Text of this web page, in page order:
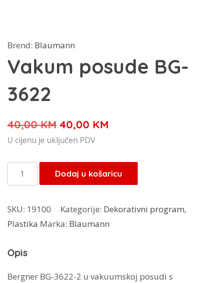
Brend: Blaumann
Vakum posude BG-
3622
40,00KM Izvorna
cijena
je:
40,00 KM.
40,00 KM
40,00 KM.
U cijenu je uključen PDV
Vakum
posude
3622
količina
Dodaj u košaricu
SKU: 19100 Kategorije: Dekorativni program,
Plastika Marka: Blaumann
Opis
Bergner BG-3622-2 u vakuumskoj posudi s